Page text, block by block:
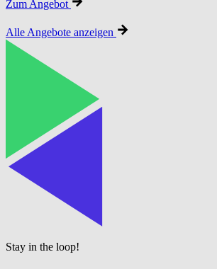
Zum Angebot
Alle Angebote anzeigen
Stay in the loop!